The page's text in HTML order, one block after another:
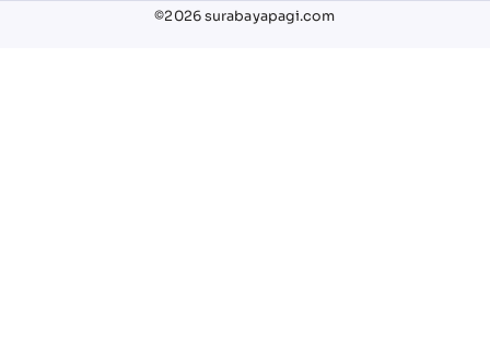
©2026 surabayapagi.com